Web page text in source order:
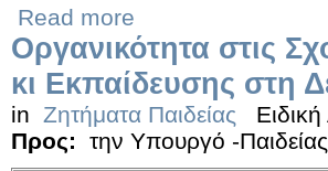
Read more
Οργανικότητα στις
κι Εκπαίδευσης στη
in Ζητήματα Παιδείας
Προς:
την Υπουργό -